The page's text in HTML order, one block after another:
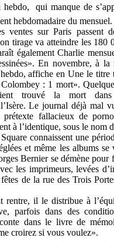
 qui manque de
hebdomadaire du mensuel.
ventes sur Paris passent
tirage va atteindre les 180
également Charlie
En novembre, à
affiche en Une le titre
: 1 mort».
trouvé la mort dans
Le journal déjà mal
fallacieux de
à l’identique, sous le nom
connaissent une
et même les albums se
Bernier se démène
les imprimeurs, levées
de la rue des Trois
rentre, il le distribue à
parfois dans des
dans le livre de
croirez si vous voulez».